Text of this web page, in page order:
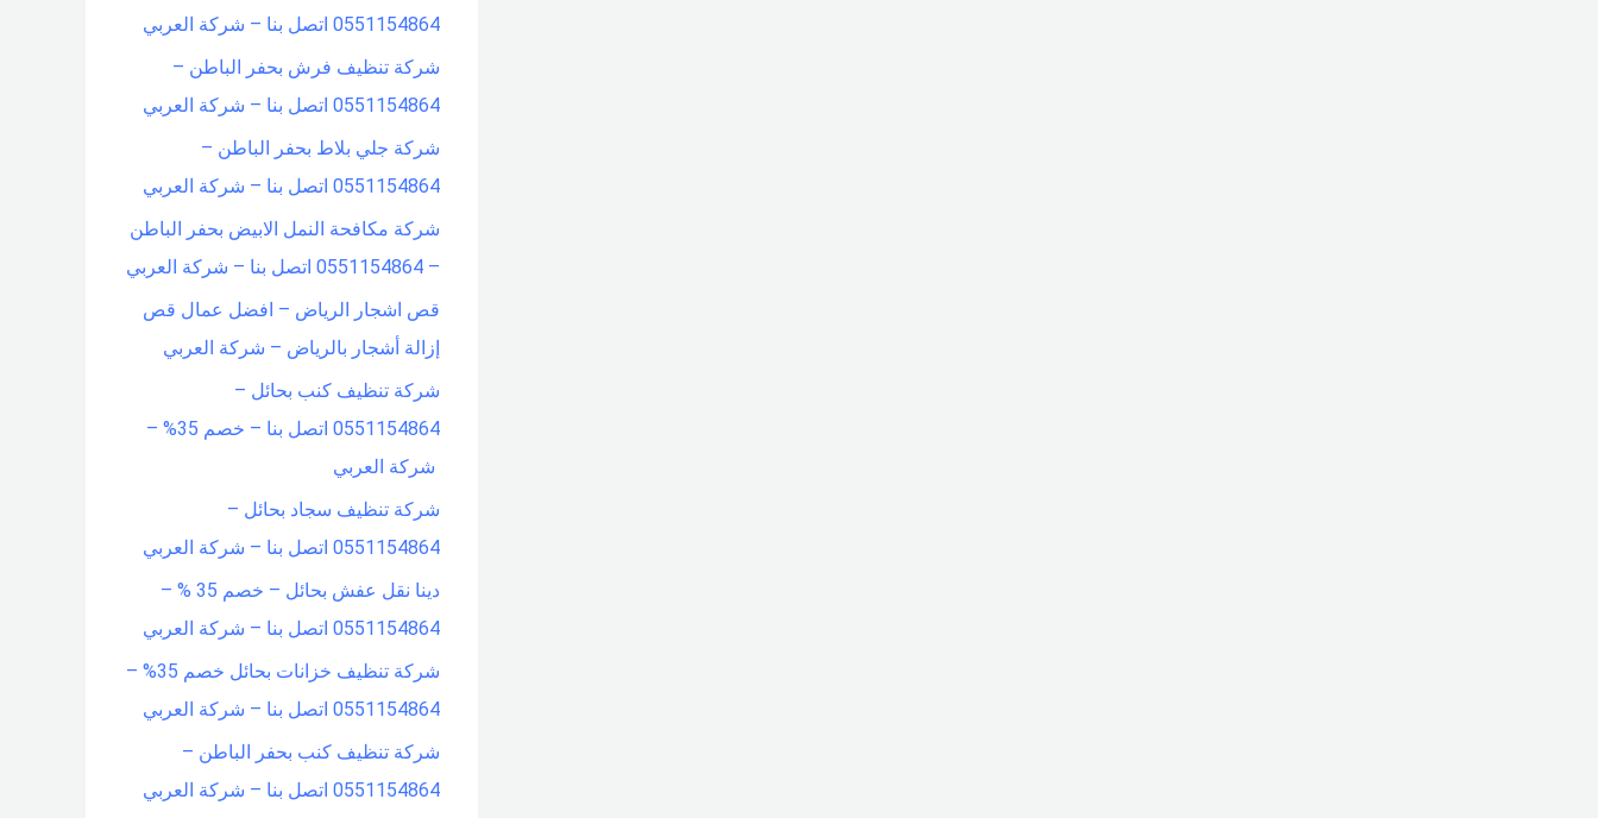
0551154864 اتصل بنا – شركة العربي
شركة تنظيف فرش بحفر الباطن –
0551154864 اتصل بنا – شركة العربي
شركة جلي بلاط بحفر الباطن –
0551154864 اتصل بنا – شركة العربي
شركة مكافحة النمل الابيض بحفر الباطن
– 0551154864 اتصل بنا – شركة العربي
قص اشجار الرياض – افضل عمال قص
إزالة أشجار بالرياض – شركة العربي
شركة تنظيف كنب بحائل –
0551154864 اتصل بنا – خصم 35% –
شركة العربي
شركة تنظيف سجاد بحائل –
0551154864 اتصل بنا – شركة العربي
دينا نقل عفش بحائل – خصم 35 % –
0551154864 اتصل بنا – شركة العربي
شركة تنظيف خزانات بحائل خصم 35% –
0551154864 اتصل بنا – شركة العربي
شركة تنظيف كنب بحفر الباطن –
0551154864 اتصل بنا – شركة العربي